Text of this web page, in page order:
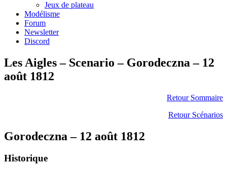
Jeux de plateau
Modélisme
Forum
Newsletter
Discord
Les Aigles – Scenario – Gorodeczna – 12
août 1812
Retour Sommaire
Retour Scénarios
Gorodeczna – 12 août 1812
Historique